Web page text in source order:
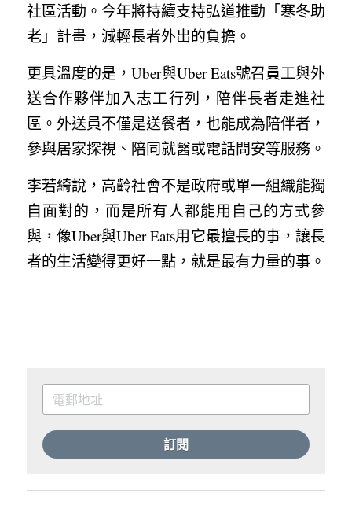
社區活動。今年將持續支持弘道推動「寒冬助
老」計畫，減輕長者外出的負擔。
更具溫度的是，Uber與Uber Eats號召員工與外
送合作夥伴加入志工行列，陪伴長者走進社
區。外送員不僅是送餐者，也能成為陪伴者，
參與居家探視、陪同就醫或電話問安等服務。
李若綺說，高齡社會不是政府或單一組織能獨
自面對的，而是所有人都能用自己的方式參
與，像Uber與Uber Eats用它最擅長的事，讓長
者的生活變得更好一點，就是最有力量的事。
訂閱